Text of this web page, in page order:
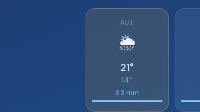
AUJ.
🌦️
21°
14°
3.3 mm